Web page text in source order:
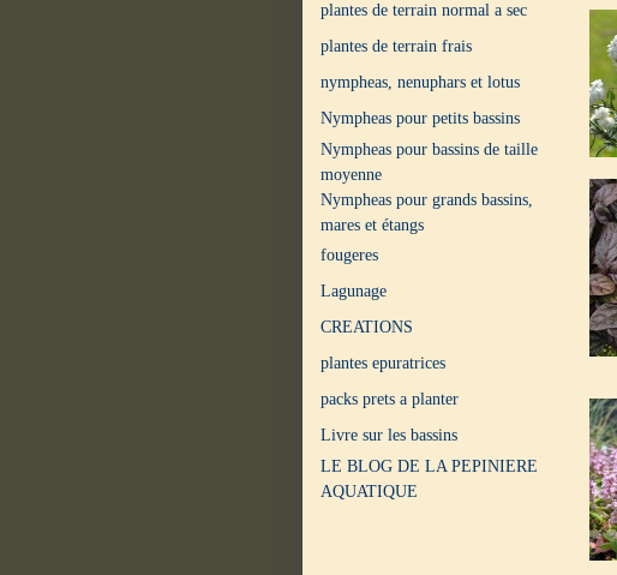
plantes de terrain normal a sec
plantes de terrain frais
nympheas, nenuphars et lotus
Nympheas pour petits bassins
Nympheas pour bassins de taille
moyenne
Nympheas pour grands bassins,
mares et étangs
fougeres
Lagunage
CREATIONS
plantes epuratrices
packs prets a planter
Livre sur les bassins
LE BLOG DE LA PEPINIERE
AQUATIQUE